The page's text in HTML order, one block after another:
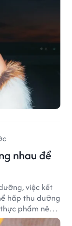
nhau để
việc kết
hấp thu dưỡng
phẩm nên